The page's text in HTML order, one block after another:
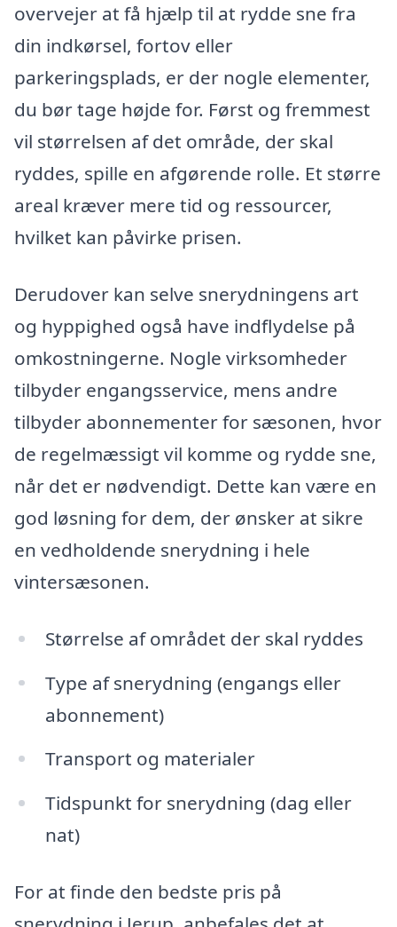
overvejer at få hjælp til at rydde sne fra
din indkørsel, fortov eller
parkeringsplads, er der nogle elementer,
du bør tage højde for. Først og fremmest
vil størrelsen af det område, der skal
ryddes, spille en afgørende rolle. Et større
areal kræver mere tid og ressourcer,
hvilket kan påvirke prisen.
Derudover kan selve snerydningens art
og hyppighed også have indflydelse på
omkostningerne. Nogle virksomheder
tilbyder engangsservice, mens andre
tilbyder abonnementer for sæsonen, hvor
de regelmæssigt vil komme og rydde sne,
når det er nødvendigt. Dette kan være en
god løsning for dem, der ønsker at sikre
en vedholdende snerydning i hele
vintersæsonen.
Størrelse af området der skal ryddes
Type af snerydning (engangs eller
abonnement)
Transport og materialer
Tidspunkt for snerydning (dag eller
nat)
For at finde den bedste pris på